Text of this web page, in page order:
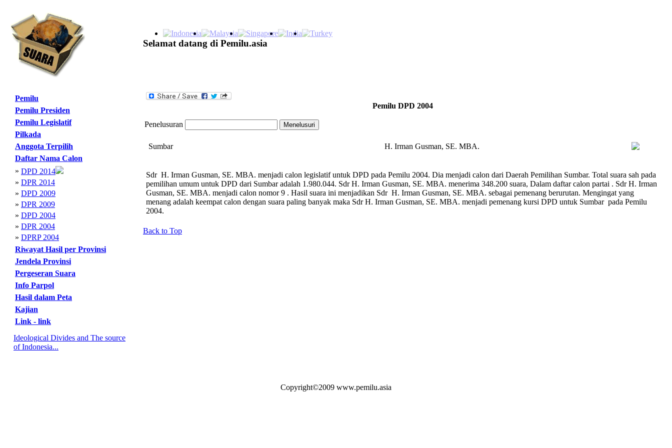
Selamat datang di Pemilu.asia
Pemilu
Pemilu Presiden
Pemilu Legislatif
Pilkada
Anggota Terpilih
Daftar Nama Calon
» DPD 2014
» DPR 2014
» DPD 2009
» DPR 2009
» DPD 2004
» DPR 2004
» DPRP 2004
Riwayat Hasil per Provinsi
Jendela Provinsi
Pergeseran Suara
Info Parpol
Hasil dalam Peta
Kajian
Link - link
Ideological Divides and The source
of Indonesia...
Pemilu DPD 2004
Penelusuran
Sumbar H. Irman Gusman, SE. MBA.
Sdr H. Irman Gusman, SE. MBA. menjadi calon legislatif untuk DPD pada Pemilu 2004. Dia menjadi calon dari Daerah Pemilihan Sumbar. Total suara sah pada
pemilihan umum untuk DPD dari Sumbar adalah 1.980.044. Sdr H. Irman Gusman, SE. MBA. menerima 348.200 suara, Dalam daftar calon partai . Sdr H. Irman
Gusman, SE. MBA. menjadi calon nomor 9 . Hasil suara ini menjadikan Sdr H. Irman Gusman, SE. MBA. sebagai pemenang berurutan. Mengingat yang
menang adalah keempat calon dengan suara paling banyak maka Sdr H. Irman Gusman, SE. MBA. menjadi pemenang kursi DPD untuk Sumbar pada Pemilu
2004.
Back to Top
Copyright©2009 www.pemilu.asia